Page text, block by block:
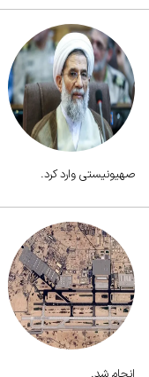
صهیونیستی وارد کرد.